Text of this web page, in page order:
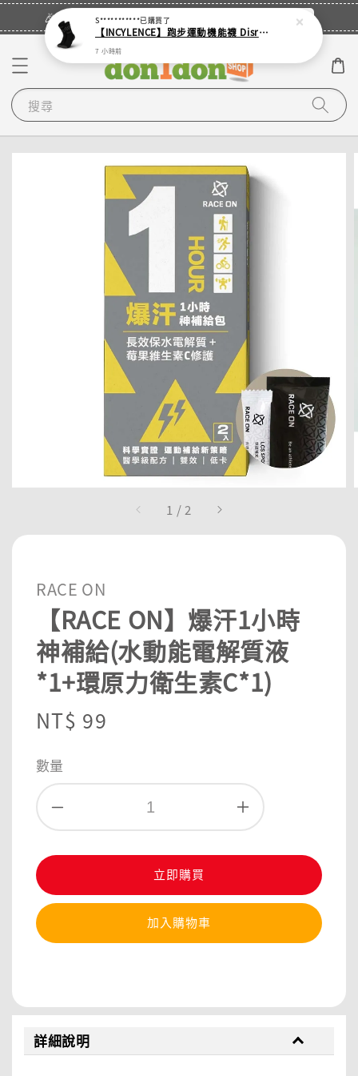
🎉登入會員・領取您的專屬折扣券！ 立即登入
搜尋
1 / 2
RACE ON
【RACE ON】爆汗1小時
神補給(水動能電解質液
*1+環原力衛生素C*1)
Regular
NT$ 99
數量
立即購買
加入購物車
詳細說明
S***********已購買了
【INCYLENCE】跑步運動機能襪 Disrupts Black
7 小時前